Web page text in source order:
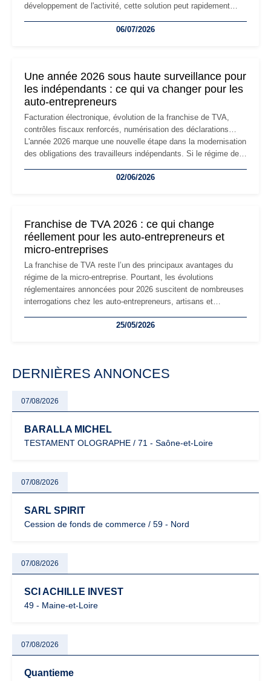
développement de l'activité, cette solution peut rapidement
professionnels, recrutement, image de marque… Le
06/07/2026
Une année 2026 sous haute surveillance pour
les indépendants : ce qui va changer pour les
auto-entrepreneurs
Facturation électronique, évolution de la franchise de TVA,
contrôles fiscaux renforcés, numérisation des déclarations…
L'année 2026 marque une nouvelle étape dans la modernisation
des obligations des travailleurs indépendants. Si le régime de
les auto-entrepreneurs devront s'adapter à un environnement
02/06/2026
Franchise de TVA 2026 : ce qui change
réellement pour les auto-entrepreneurs et
micro-entreprises
La franchise de TVA reste l’un des principaux avantages du
régime de la micro-entreprise. Pourtant, les évolutions
réglementaires annoncées pour 2026 suscitent de nombreuses
interrogations chez les auto-entrepreneurs, artisans et
facturation ou risque de bascule vers la TVA : les règles
25/05/2026
DERNIÈRES ANNONCES
07/08/2026
BARALLA MICHEL
TESTAMENT OLOGRAPHE / 71 - Saône-et-Loire
07/08/2026
SARL SPIRIT
Cession de fonds de commerce / 59 - Nord
07/08/2026
SCI ACHILLE INVEST
49 - Maine-et-Loire
07/08/2026
Quantieme